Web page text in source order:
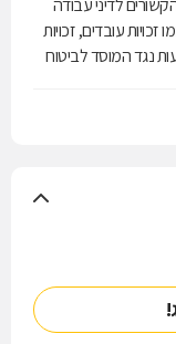
לדיני עבודה
זכויות עובדים, זכויות
נגד המוסד לביטוח
משרד הנר בנימין
השבוע הוא פועל